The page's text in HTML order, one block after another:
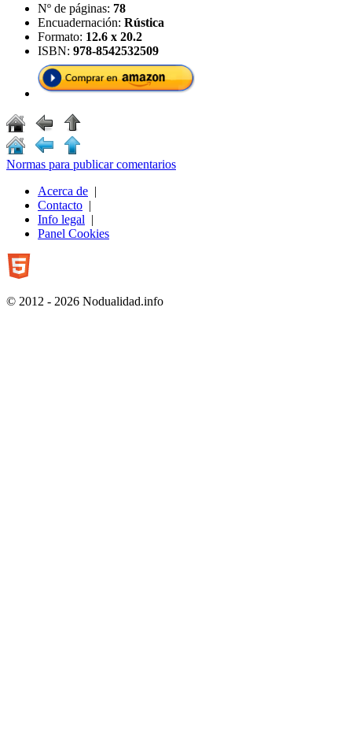
Nº de páginas: 78
Encuadernación: Rústica
Formato: 12.6 x 20.2
ISBN: 978-8542532509
Normas para publicar comentarios
Acerca de |
Contacto |
Info legal |
Panel Cookies
© 2012 - 2026 Nodualidad.info